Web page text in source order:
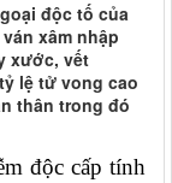
độc tố của
xâm nhập
xước, vết
lệ tử vong cao
thân trong đó
độc cấp tính